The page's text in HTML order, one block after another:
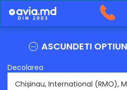
ASCUNDETI
Decolarea